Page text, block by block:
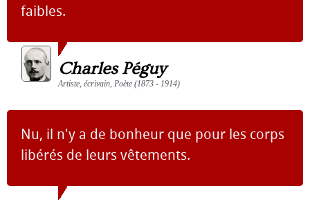
faibles.
Charles Péguy
Artiste, écrivain, Poète (1873 - 1914)
Nu, il n'y a de bonheur que pour les corps
libérés de leurs vêtements.